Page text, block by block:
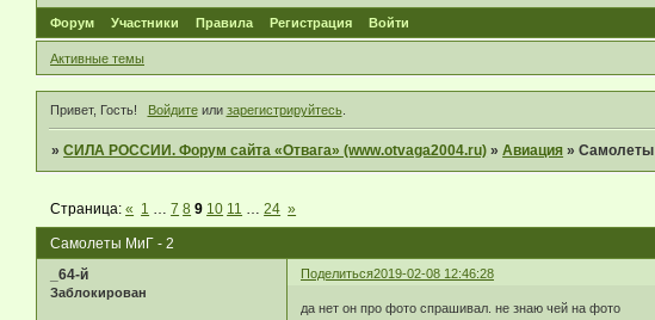
Форум Участники Правила Регистрация Войти
Активные темы
Привет, Гость! Войдитеили зарегистрируйтесь.
»СИЛА РОССИИ. Форум сайта «Отвага» (www.otvaga2004.ru) »Авиация »Самолеты
Самолеты МиГ - 2
Страница:« 1 7 8 9 10 11 24 »
Поделиться2019-02-08 12:46:28
_64-й
Заблокирован
да нет он про фото спрашивал. не знаю чей на фото